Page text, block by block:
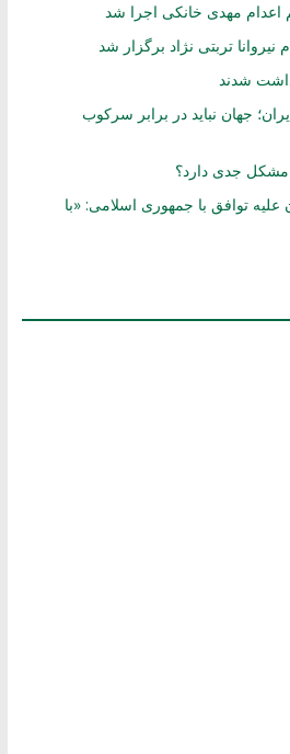
تربتی نژاد برگزار شد
جهان نباید در برابر سرکوب
مشکل جدی دارد؟
علیه توافق با جمهوری اسلامی: «با